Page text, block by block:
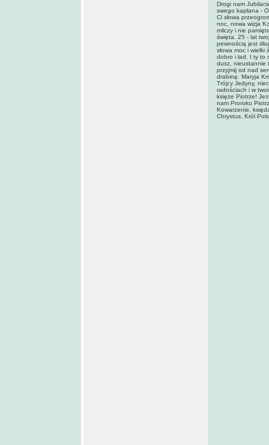
Drogi nam
swego kapłana -
Ci słowa
noc, nowa wizja
milczy i nie
święta. 25 - lat
pewnością jest
słowa moc i wielki
dobro i ład. I ty to
dusz, nieustannie
przyjmij od nad
drabinę. Maryja
Trójcy Jedyny,
radościach i w
księże Piotrze!
nam Proroku
Kowarzenie,
Chrystus, Król